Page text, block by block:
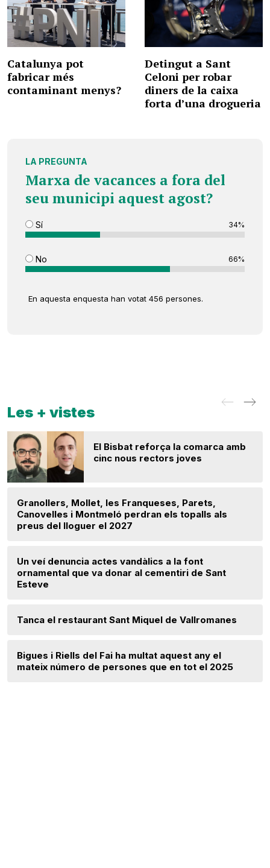
Catalunya pot
fabricar més
contaminant menys?
Detingut a Sant
Celoni per robar
diners de la caixa
forta d’una drogueria
LA PREGUNTA
Marxa de vacances a fora del
seu municipi aquest agost?
Sí 34%
No 66%
En aquesta enquesta han votat 456 persones.
Les + vistes
El Bisbat reforça la comarca amb
cinc nous rectors joves
Granollers, Mollet, les Franqueses, Parets,
Canovelles i Montmeló perdran els topalls als
preus del lloguer el 2027
Un veí denuncia actes vandàlics a la font
ornamental que va donar al cementiri de Sant
Esteve
Tanca el restaurant Sant Miquel de Vallromanes
Bigues i Riells del Fai ha multat aquest any el
mateix número de persones que en tot el 2025